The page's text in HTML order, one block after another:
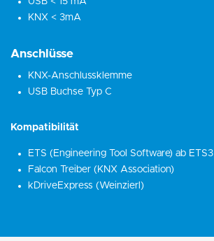
KNX < 3mA
Anschlüsse
KNX-Anschlussklemme
USB Buchse Typ C
Kompatibilität
ETS (Engineering Tool Software) ab ETS3
Falcon Treiber (KNX Association)
kDriveExpress (Weinzierl)